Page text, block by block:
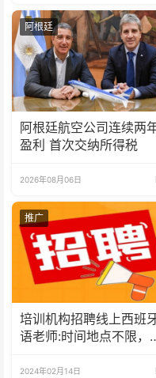
阿根廷
阿根廷航空公司连续两
盈利 首次交纳所得税
2026年08月06日
推广
培训机构招聘线上西班
语老师:时间地点不限，
2024年02月14日